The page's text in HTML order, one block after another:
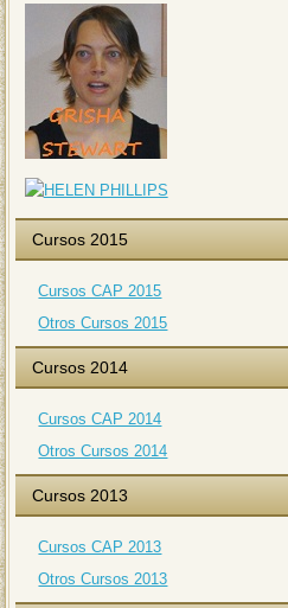
Cursos 2015
Cursos CAP 2015
Otros Cursos 2015
Cursos 2014
Cursos CAP 2014
Otros Cursos 2014
Cursos 2013
Cursos CAP 2013
Otros Cursos 2013